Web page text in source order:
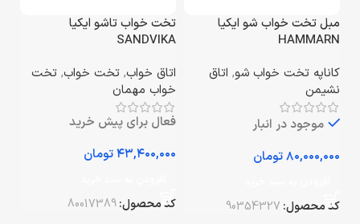
مبل تخت خواب شو ایکیا
HAMMARN
کاناپه تخت خواب شو, اتاق
نشیمن
موجود در انبار
تومان
کد محصول: 90354327
تخت خواب تاشو ایکیا
SANDVIKA
اتاق خواب, تخت خواب, تخت
خواب مهمان
فعال برای پیش خرید
تومان
کد محصول:80017389